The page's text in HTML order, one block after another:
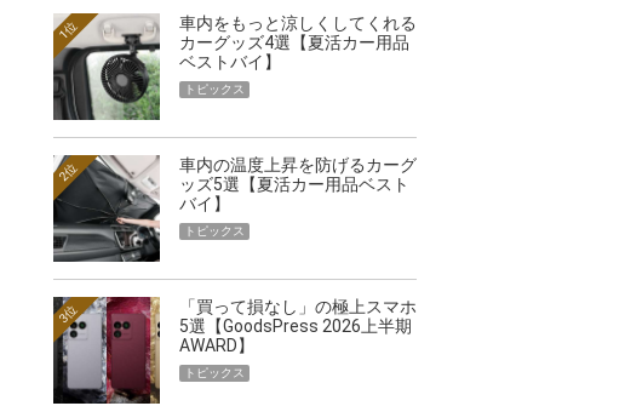
車内をもっと涼しくしてくれる
カーグッズ4選【夏活カー用品
ベストバイ】
1位
トピックス
車内の温度上昇を防げるカーグ
ッズ5選【夏活カー用品ベスト
バイ】
2位
トピックス
「買って損なし」の極上スマホ
5選【GoodsPress 2026上半期
AWARD】
3位
トピックス